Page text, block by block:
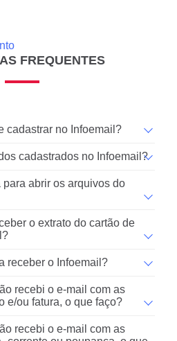
FREQUENTES
1. Como faço para me cadastrar no Infoemail?
2. Como altero os dados cadastrados no Infoemail?
5. Qual é o prazo para receber o Infoemail?
informações do cartão e/ou fatura, o que faço?